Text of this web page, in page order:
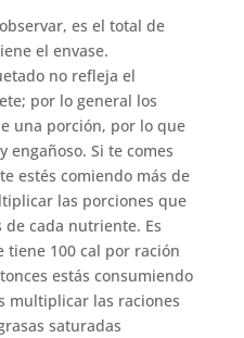
es el total de
el envase.
no refleja el
por lo general los
una porción, por lo que
engañoso. Si te comes
estés comiendo más de
las porciones que
cada nutriente. Es
tiene 100 cal por ración
estás consumiendo
multiplicar las raciones
saturadas